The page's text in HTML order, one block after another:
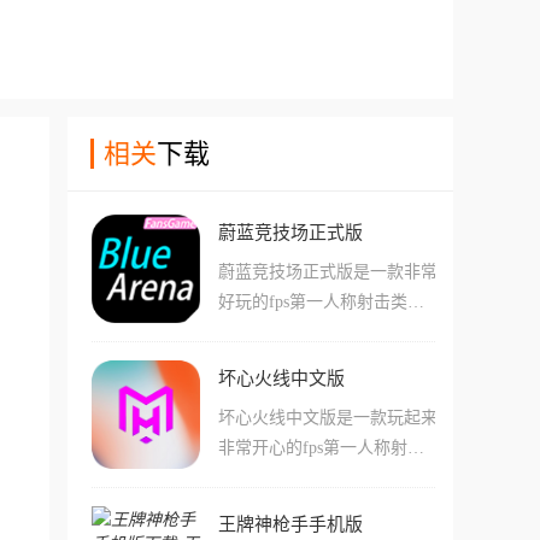
相关下载
蔚蓝竞技场正式版
蔚蓝竞技场正式版是一款非常
好玩的fps第一人称射击类游
能使用她们的专属武器来进行
战斗!游戏中有着许多非常复
杂的地图，还有很多有趣的机
理运用这些地图上的内容，并
坏心火线中文版
坏心火线中文版是一款玩起来
非常开心的fps第一人称射击
王牌神枪手手机版